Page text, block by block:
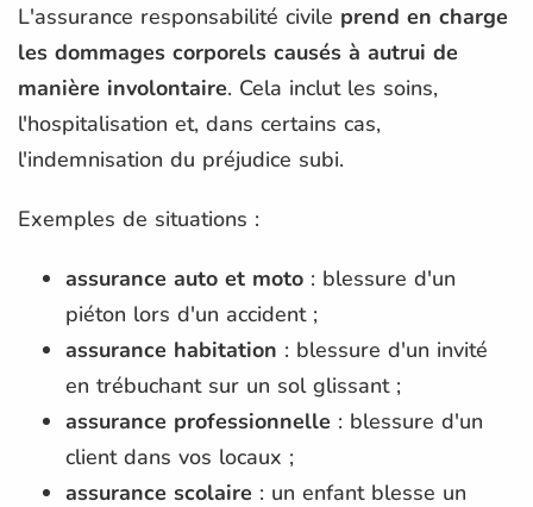
L'assurance responsabilité civile prend en charge
les dommages corporels causés à autrui de
manière involontaire. Cela inclut les soins,
l'hospitalisation et, dans certains cas,
l'indemnisation du préjudice subi.
Exemples de situations :
assurance auto et moto : blessure d'un
piéton lors d'un accident ;
assurance habitation : blessure d'un invité
en trébuchant sur un sol glissant ;
assurance professionnelle : blessure d'un
client dans vos locaux ;
assurance scolaire : un enfant blesse un